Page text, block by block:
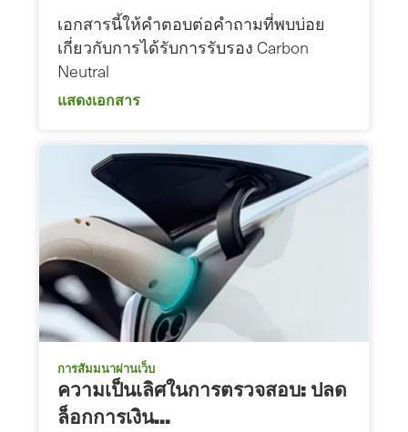
เอกสารนี้ให้คำตอบต่อคำถามที่พบบ่อย
เกี่ยวกับการได้รับการรับรอง Carbon
Neutral
แสดงเอกสาร
การสัมมนาผ่านเว็บ
ความเป็นเลิศในการตรวจสอบ: ปลด
ล็อกการเงิน...